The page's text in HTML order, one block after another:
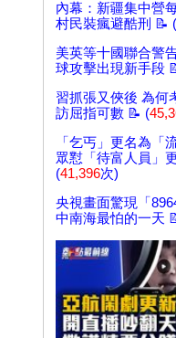
內幕：新疆集中營
村民裝瘋避酷刑 📝 (
美英等十國聯合警
球攻擊出現新手段
習抓張又俠後 為何
訪屈指可數 📝 (
「乞丐」更名為「
眾懟「待富人員」
(41,396次)
央視畫面驚現「
中南海最怕的一天